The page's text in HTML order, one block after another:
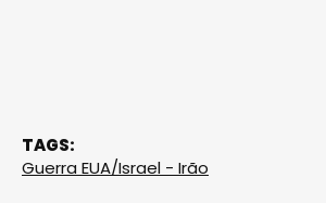
TAGS:
Guerra EUA/Israel - Irão